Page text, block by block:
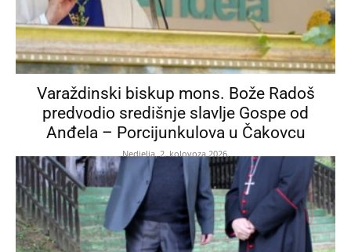
Varaždinski biskup mons. Bože Radoš
predvodio središnje slavlje Gospe od
Anđela – Porcijunkulova u Čakovcu
Nedjelja, 2. kolovoza 2026.